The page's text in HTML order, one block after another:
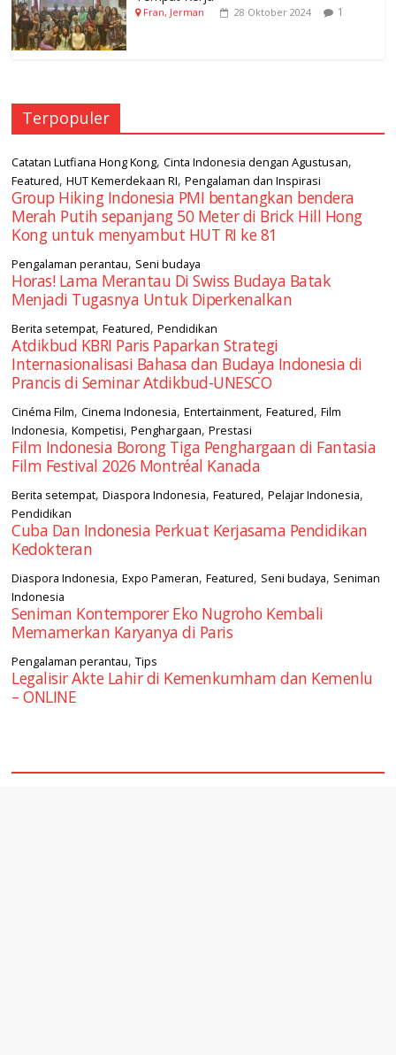
Fran, Jerman 28 Oktober 2024 1
Terpopuler
Catatan Lutfiana Hong Kong,Cinta Indonesia dengan Agustusan,
Featured,HUT Kemerdekaan RI,Pengalaman dan Inspirasi
Group Hiking Indonesia PMI bentangkan bendera
Merah Putih sepanjang 50 Meter di Brick Hill Hong
Kong untuk menyambut HUT RI ke 81
Pengalaman perantau, Seni budaya
Horas! Lama Merantau Di Swiss Budaya Batak
Menjadi Tugasnya Untuk Diperkenalkan
Berita setempat,Featured,Pendidikan
Atdikbud KBRI Paris Paparkan Strategi
Internasionalisasi Bahasa dan Budaya Indonesia di
Prancis di Seminar Atdikbud-UNESCO
Cinéma Film,Cinema Indonesia,Entertainment,Featured,Film
Indonesia,Kompetisi,Penghargaan,Prestasi
Film Indonesia Borong Tiga Penghargaan di Fantasia
Film Festival 2026 Montréal Kanada
Berita setempat,Diaspora Indonesia,Featured,Pelajar Indonesia,
Pendidikan
Cuba Dan Indonesia Perkuat Kerjasama Pendidikan
Kedokteran
Diaspora Indonesia,Expo Pameran,Featured, Seni budaya, Seniman
Indonesia
Seniman Kontemporer Eko Nugroho Kembali
Memamerkan Karyanya di Paris
Pengalaman perantau,Tips
Legalisir Akte Lahir di Kemenkumham dan Kemenlu
– ONLINE